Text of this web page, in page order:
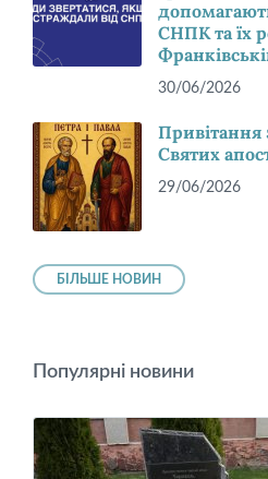
СНПК та їх
30/06/2026
Привітання
Святих
29/06/2026
БІЛЬШЕ НОВИН
Популярні новини